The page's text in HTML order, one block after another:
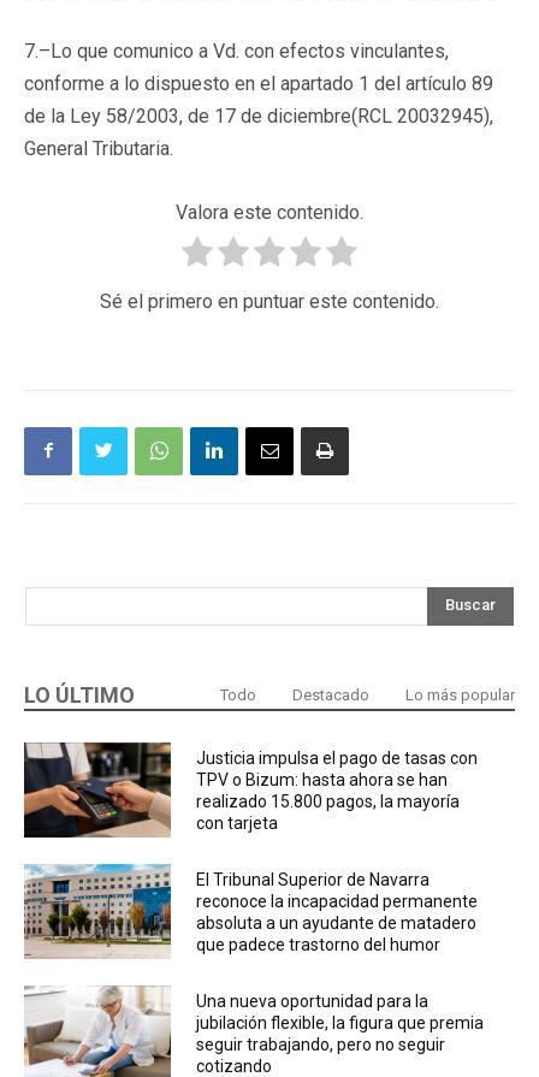
7.–Lo que comunico a Vd. con efectos vinculantes,
conforme a lo dispuesto en el apartado 1 del artículo 89
de la Ley 58/2003, de 17 de diciembre(RCL 20032945),
General Tributaria.
Valora este contenido.
Sé el primero en puntuar este contenido.
Buscar
LO ÚLTIMO Todo Destacado Lo más popular
Justicia impulsa el pago de tasas con
TPV o Bizum: hasta ahora se han
realizado 15.800 pagos, la mayoría
con tarjeta
El Tribunal Superior de Navarra
reconoce la incapacidad permanente
absoluta a un ayudante de matadero
que padece trastorno del humor
Una nueva oportunidad para la
jubilación flexible, la figura que premia
seguir trabajando, pero no seguir
cotizando